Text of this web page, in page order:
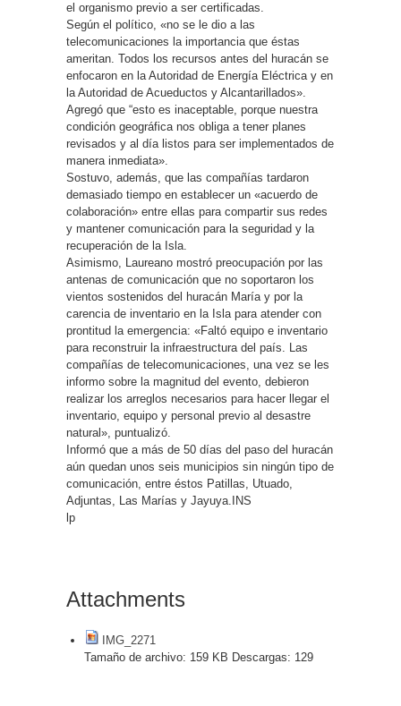
el organismo previo a ser certificadas.
Según el político, «no se le dio a las
telecomunicaciones la importancia que éstas
ameritan. Todos los recursos antes del huracán se
enfocaron en la Autoridad de Energía Eléctrica y en
la Autoridad de Acueductos y Alcantarillados».
Agregó que “esto es inaceptable, porque nuestra
condición geográfica nos obliga a tener planes
revisados y al día listos para ser implementados de
manera inmediata».
Sostuvo, además, que las compañías tardaron
demasiado tiempo en establecer un «acuerdo de
colaboración» entre ellas para compartir sus redes
y mantener comunicación para la seguridad y la
recuperación de la Isla.
Asimismo, Laureano mostró preocupación por las
antenas de comunicación que no soportaron los
vientos sostenidos del huracán María y por la
carencia de inventario en la Isla para atender con
prontitud la emergencia: «Faltó equipo e inventario
para reconstruir la infraestructura del país. Las
compañías de telecomunicaciones, una vez se les
informo sobre la magnitud del evento, debieron
realizar los arreglos necesarios para hacer llegar el
inventario, equipo y personal previo al desastre
natural», puntualizó.
Informó que a más de 50 días del paso del huracán
aún quedan unos seis municipios sin ningún tipo de
comunicación, entre éstos Patillas, Utuado,
Adjuntas, Las Marías y Jayuya.INS
lp
Attachments
IMG_2271
Tamaño de archivo: 159 KB Descargas: 129